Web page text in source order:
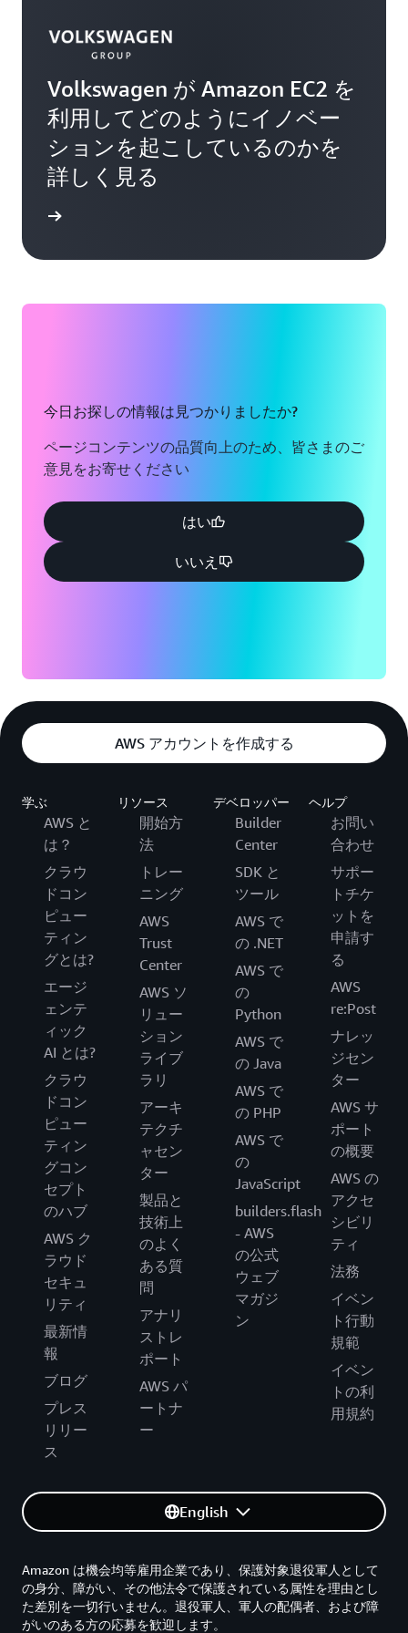
Volkswagen が Amazon EC2 を
利用してどのようにイノベー
ションを起こしているのかを
詳しく見る
今日お探しの情報は見つかりましたか?
ページコンテンツの品質向上のため、皆さまのご
意見をお寄せください
はい
いいえ
AWS アカウントを作成する
学ぶ
AWS と
は？
クラウ
ドコン
ピュー
ティン
グとは?
エージ
ェンテ
ィック
AI とは?
クラウ
ドコン
ピュー
ティン
グコン
セプト
のハブ
AWS ク
ラウド
セキュ
リティ
最新情
報
ブログ
プレス
リリー
ス
リソース
開始方
法
トレー
ニング
AWS
Trust
Center
AWS ソ
リュー
ション
ライブ
ラリ
アーキ
テクチ
ャセン
ター
製品と
技術上
のよく
ある質
問
アナリ
ストレ
ポート
AWS パ
ートナ
ー
デベロッパー
Builder
Center
SDK と
ツール
AWS で
の .NET
AWS で
の
Python
AWS で
の Java
AWS で
の PHP
AWS で
の
JavaScript
builders.flash
- AWS
の公式
ウェブ
マガジ
ン
ヘルプ
お問い
合わせ
サポー
トチケ
ットを
申請す
る
AWS
re:Post
ナレッ
ジセン
ター
AWS サ
ポート
の概要
AWS の
アクセ
シビリ
ティ
法務
イベン
ト行動
規範
イベン
トの利
用規約
English
Amazon は機会均等雇用企業であり、保護対象退役軍人として
の身分、障がい、その他法令で保護されている属性を理由とし
た差別を一切行いません。退役軍人、軍人の配偶者、および障
がいのある方の応募を歓迎します。